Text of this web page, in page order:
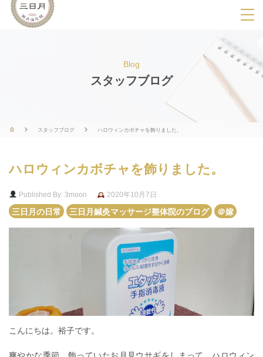
SPメニ
ー
展
用
ボ
Blog
スタッフブログ
スタッフブログ ハロウィンカボチャを飾りました。
ハロウィンカボチャを飾りました。
Published By: 3moon
2020年10月7日
三日月の日常
三日月鍼灸マッサージ整体院のブログ ＠嫁
こんにちは。裕子です。